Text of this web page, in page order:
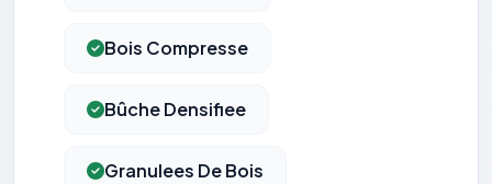
Bois Compresse
Bûche Densifiee
Granulees De Bois